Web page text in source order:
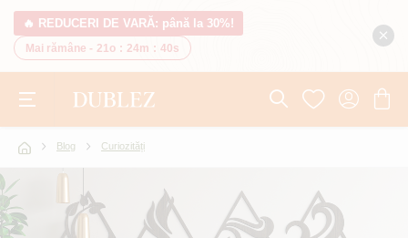
🔥 REDUCERI DE VARĂ: până la 30%!
Mai rămâne - 21o : 24m : 38s
Blog Curiozități